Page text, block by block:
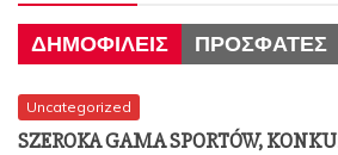
ΔΗΜΟΦΙΛΕΊΣ ΠΡΌΣΦΑΤΕΣ
Uncategorized
SZEROKA GAMA SPORTÓW,